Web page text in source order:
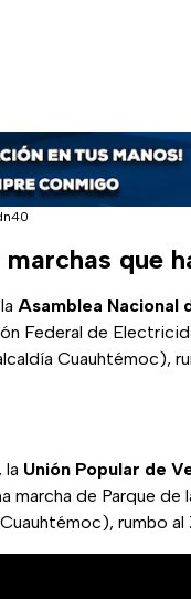
que
Asamblea Nacional
Federal de
Cuauhtémoc),
la Unión Popular de
marcha de Parque
rumbo al